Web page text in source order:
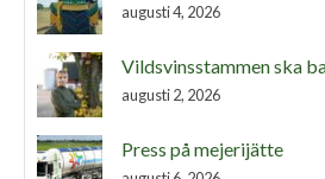
augusti 4, 2026
Vildsvinsstammen ska
augusti 2, 2026
Press på mejerijätte